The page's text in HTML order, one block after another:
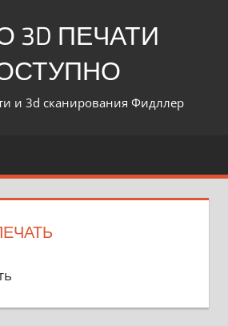
3D ПЕЧАТИ
и 3d сканирования Фидллер